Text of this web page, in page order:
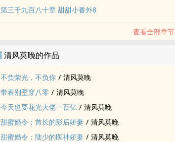
第三千九百八十章 甜甜小番外8
查看全部章节
清风莫晚的作品
不负荣光，不负你 / 清风莫晚
带着别墅穿八零 / 清风莫晚
今天也要花光大佬一百亿 / 清风莫晚
甜蜜婚令：首长的影后娇妻 / 清风莫晚
甜蜜婚令：陆少的医神娇妻 / 清风莫晚